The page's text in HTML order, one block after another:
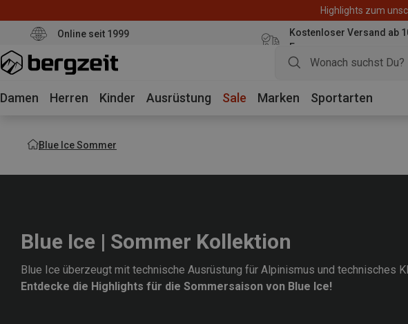
Highlights zum
Online seit 1999
Kostenloser Versand ab
Euro
Damen Herren Kinder Ausrüstung Sale Marken Sportarten
Blue Ice Sommer
Blue Ice | Sommer Kollektion
Blue Ice überzeugt mit technische Ausrüstung für Alpinismus und technisches
Entdecke die Highlights für die Sommersaison von Blue Ice!